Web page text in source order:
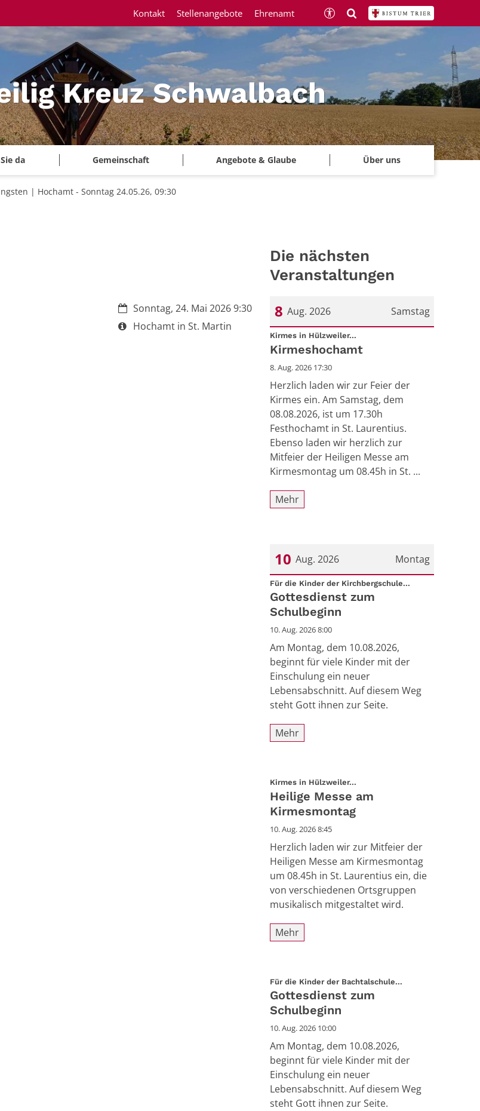
Kreuz Schwalbach
da Gemeinschaft Angebote & Glaube Über uns
Kontakt Stellenangebote Ehrenamt
| Hochamt - Sonntag 24.05.26, 09:30
Datum:Sonntag, 24. Mai 2026 9:30
Art bzw. Nummer:
Hochamt in St. Martin
Die nächsten
Veranstaltungen
Samstag
8 Aug. 2026
Datum: 8. August 2026
Kirmes in Hülzweiler...
Kirmeshochamt
8. Aug. 2026 17:30
Herzlich laden wir zur Feier der
Kirmes ein. Am Samstag, dem
08.08.2026, ist um 17.30h
Festhochamt in St. Laurentius.
Ebenso laden wir herzlich zur
Mitfeier der Heiligen Messe am
Kirmesmontag um 08.45h in St. ...
Mehr
Montag
10 Aug. 2026
Datum: 10. August 2026
Für die Kinder der Kirchbergschule...
Gottesdienst zum
Schulbeginn
10. Aug. 2026 8:00
Am Montag, dem 10.08.2026,
beginnt für viele Kinder mit der
Einschulung ein neuer
Lebensabschnitt. Auf diesem Weg
steht Gott ihnen zur Seite.
Mehr
Kirmes in Hülzweiler...
Heilige Messe am
Kirmesmontag
10. Aug. 2026 8:45
Herzlich laden wir zur Mitfeier der
Heiligen Messe am Kirmesmontag
um 08.45h in St. Laurentius ein, die
von verschiedenen Ortsgruppen
musikalisch mitgestaltet wird.
Mehr
Für die Kinder der Bachtalschule...
Gottesdienst zum
Schulbeginn
10. Aug. 2026 10:00
Am Montag, dem 10.08.2026,
beginnt für viele Kinder mit der
Einschulung ein neuer
Lebensabschnitt. Auf diesem Weg
steht Gott ihnen zur Seite.